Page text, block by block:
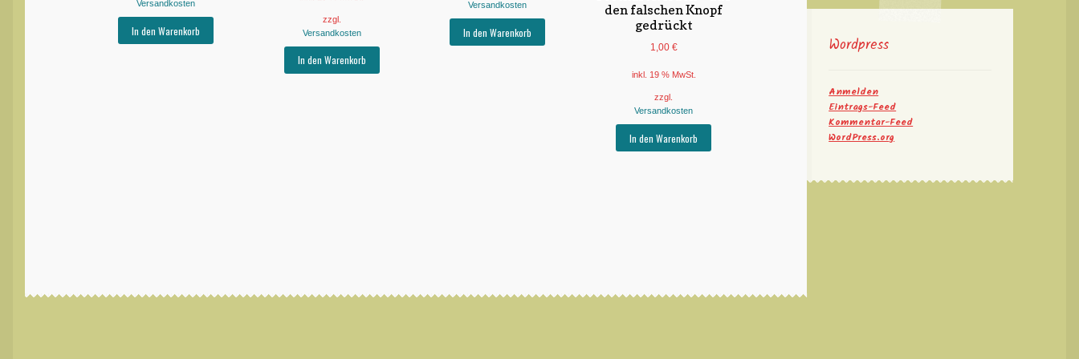
Versandkosten
In den Warenkorb
zzgl.
Versandkosten
In den Warenkorb
Versandkosten
In den Warenkorb
den falschen Knopf
gedrückt
1,00 €
inkl. 19 % MwSt.
zzgl.
Versandkosten
In den Warenkorb
Wordpress
Anmelden
Eintrags-Feed
Kommentar-Feed
WordPress.org